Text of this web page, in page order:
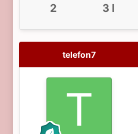
2 3 l
telefon7